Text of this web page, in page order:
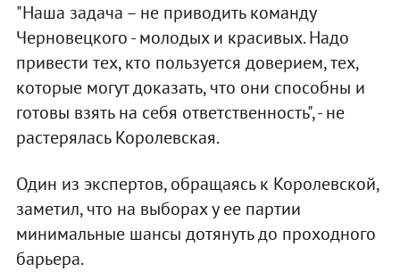
"Наша задача – не приводить команду
Черновецкого - молодых и красивых. Надо
привести тех, кто пользуется доверием, тех,
которые могут доказать, что они способны и
готовы взять на себя ответственность", - не
растерялась Королевская.
Один из экспертов, обращаясь к Королевской,
заметил, что на выборах у ее партии
минимальные шансы дотянуть до проходного
барьера.